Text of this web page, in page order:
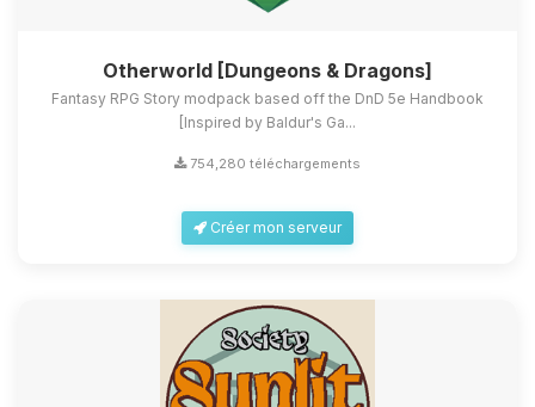
Otherworld [Dungeons & Dragons]
Fantasy RPG Story modpack based off the DnD 5e Handbook
[Inspired by Baldur's Ga...
754,280 téléchargements
Créer mon serveur